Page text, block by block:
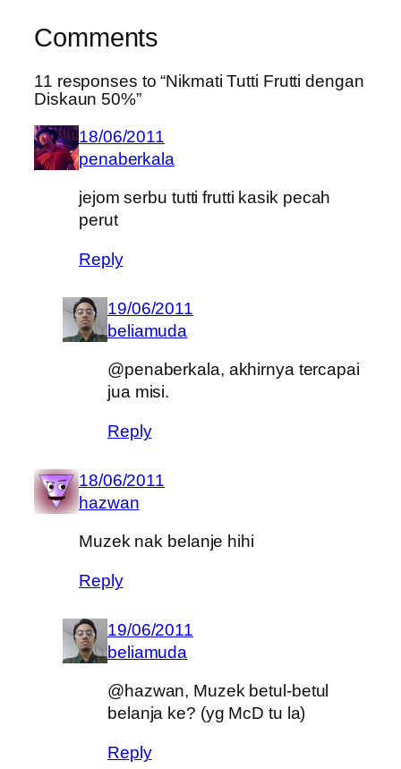
Comments
11 responses to “Nikmati Tutti Frutti dengan
Diskaun 50%”
18/06/2011
penaberkala
jejom serbu tutti frutti kasik pecah
perut
Reply
19/06/2011
beliamuda
@penaberkala, akhirnya tercapai
jua misi.
Reply
18/06/2011
hazwan
Muzek nak belanje hihi
Reply
19/06/2011
beliamuda
@hazwan, Muzek betul-betul
belanja ke? (yg McD tu la)
Reply